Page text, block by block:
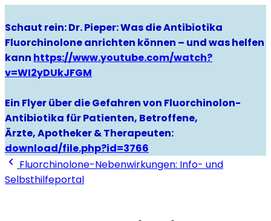
Schaut rein: Dr. Pieper: Was die Antibiotika
Fluorchinolone anrichten können – und was helfen
kann https://www.youtube.com/watch?
v=WI2yDUkJFGM
Ein Flyer über die Gefahren von Fluorchinolon-
Antibiotika für Patienten, Betroffene,
Ärzte, Apotheker & Therapeuten:
download/file.php?id=3766
Fluorchinolone-Nebenwirkungen: Info- und
Selbsthilfeportal